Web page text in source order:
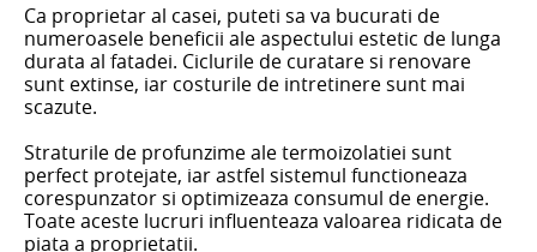
Ca proprietar al casei, puteti sa va bucurati de
numeroasele beneficii ale aspectului estetic de lunga
durata al fatadei. Ciclurile de curatare si renovare
sunt extinse, iar costurile de intretinere sunt mai
scazute.
Straturile de profunzime ale termoizolatiei sunt
perfect protejate, iar astfel sistemul functioneaza
corespunzator si optimizeaza consumul de energie.
Toate aceste lucruri influenteaza valoarea ridicata de
piata a proprietatii.